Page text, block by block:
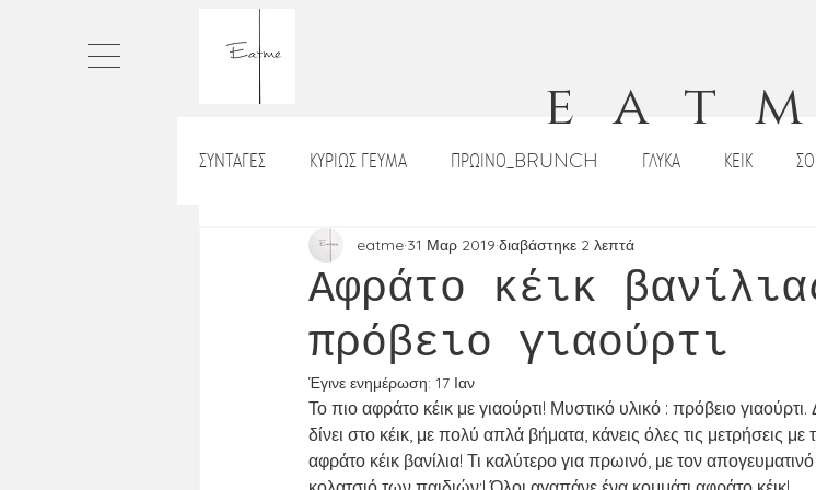
ΣΥΝΤΑΓΕΣ ΚΥΡΙΩΣ ΓΕΥΜΑ ΠΡΩΙΝΟ_BRUNCH ΓΛΥΚΑ ΚΕΙΚ
ΤΑΡΤΕΣ ΨΩΜΙ ΠΙΤΣΕΣ_ΠΕΪΝΕΡΛΙ
ΡΥΖΙ_ΡΙΖΟΤΟ ΒΡΑΔΙΝΟ ΧΡΙΣΤΟΥΓΕΝΝΙΑΤΙΚΕΣ ΣΥΝΤΑΓΕΣ
ΝΗΣΤΙΣΙΜΑ ΣΝΑΚ ΠΑΡΑΔΟΣΙΑΚΑ ΓΛΥΚΑ
Αφράτο κέικ
πρόβειο γιαούρτι
eatme 31 Μαρ 2019 διαβάστηκε 2 λεπτά
Έγινε ενημέρωση: 17 Ιαν
Το πιο αφράτο κέικ με γιαούρτι! Μυστικό υλικό : πρόβειο
δίνει στο κέικ, με πολύ απλά βήματα, κάνεις όλες τις μετρήσεις με
αφράτο κέικ βανίλια! Τι καλύτερο για πρωινό, με τον